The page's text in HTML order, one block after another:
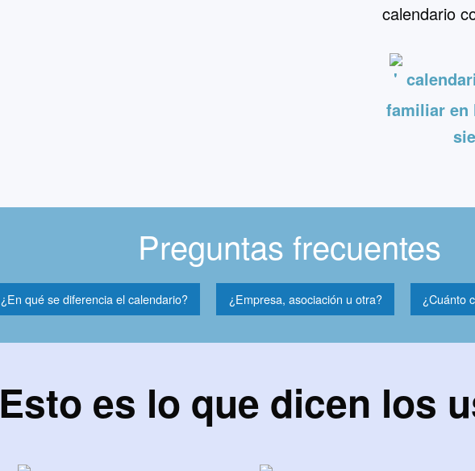
calendario
familiar en
Preguntas frecuentes
¿En qué se diferencia el calendario? ¿Empresa, asociación u otra? ¿Cuánto
Esto es lo que dicen los